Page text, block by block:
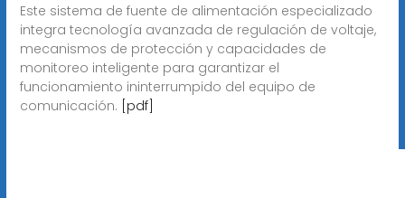
Este sistema de fuente de alimentación especializado
integra tecnología avanzada de regulación de voltaje,
mecanismos de protección y capacidades de
monitoreo inteligente para garantizar el
funcionamiento ininterrumpido del equipo de
comunicación. [pdf]